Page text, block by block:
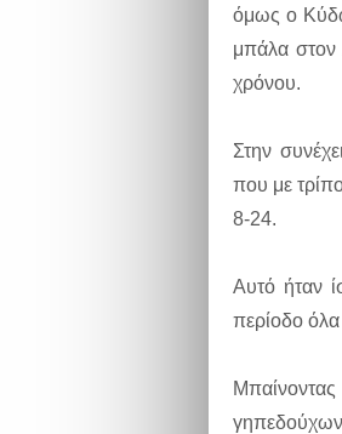
όμως ο
μπάλα στον
χρόνου.
Στην
που με
8-24.
Αυτό ήταν
περίοδο